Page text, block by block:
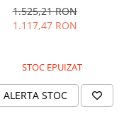
1.525,21 RON
1.117,47 RON
STOC EPUIZAT
ALERTA STOC